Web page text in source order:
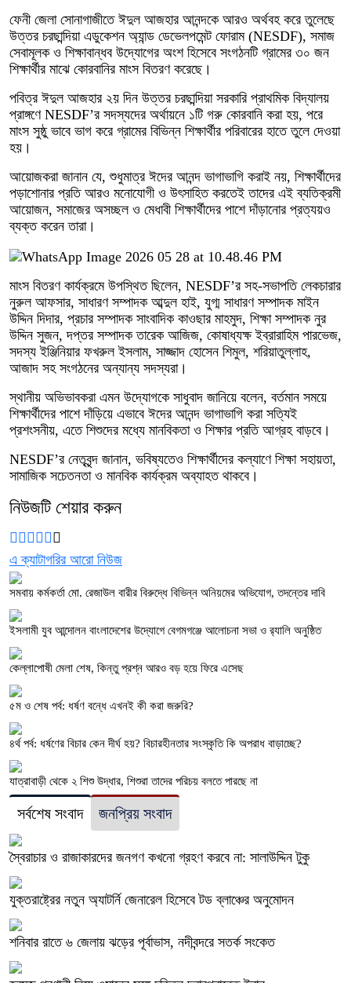
ফেনী জেলা সোনাগাজীতে ঈদুল আজহার আনন্দকে আরও অর্থবহ করে তুলেছে
উত্তর চরছান্দিয়া এডুকেশন অ্যান্ড ডেভেলপমেন্ট ফোরাম (NESDF), সমাজ
সেবামূলক ও শিক্ষাবান্ধব উদ্যোগের অংশ হিসেবে সংগঠনটি গ্রামের ৩০ জন
শিক্ষার্থীর মাঝে কোরবানির মাংস বিতরণ করেছে।
পবিত্র ঈদুল আজহার ২য় দিন উত্তর চরছান্দিয়া সরকারি প্রাথমিক বিদ্যালয়
প্রাঙ্গণে NESDF’র সদস্যদের অর্থায়নে ১টি গরু কোরবানি করা হয়, পরে
মাংস সুষ্ঠু ভাবে ভাগ করে গ্রামের বিভিন্ন শিক্ষার্থীর পরিবারের হাতে তুলে দেওয়া
হয়।
আয়োজকরা জানান যে, শুধুমাত্র ঈদের আনন্দ ভাগাভাগি করাই নয়, শিক্ষার্থীদের
পড়াশোনার প্রতি আরও মনোযোগী ও উৎসাহিত করতেই তাদের এই ব্যতিক্রমী
আয়োজন, সমাজের অসচ্ছল ও মেধাবী শিক্ষার্থীদের পাশে দাঁড়ানোর প্রত্যয়ও
ব্যক্ত করেন তারা।
মাংস বিতরণ কার্যক্রমে উপস্থিত ছিলেন, NESDF’র সহ-সভাপতি লেকচারার
নুরুল আফসার, সাধারণ সম্পাদক আব্দুল হাই, যুগ্ম সাধারণ সম্পাদক মাইন
উদ্দিন দিদার, প্রচার সম্পাদক সাংবাদিক কাওছার মাহমুদ, শিক্ষা সম্পাদক নুর
উদ্দিন সুজন, দপ্তর সম্পাদক তারেক আজিজ, কোষাধ্যক্ষ ইব্রারাহিম পারভেজ,
সদস্য ইঞ্জিনিয়ার ফখরুল ইসলাম, সাজ্জাদ হোসেন শিমুল, শরিয়াতুল্লাহ,
আজাদ সহ সংগঠনের অন্যান্য সদস্যরা।
স্থানীয় অভিভাবকরা এমন উদ্যোগকে সাধুবাদ জানিয়ে বলেন, বর্তমান সময়ে
শিক্ষার্থীদের পাশে দাঁড়িয়ে এভাবে ঈদের আনন্দ ভাগাভাগি করা সত্যিই
প্রশংসনীয়, এতে শিশুদের মধ্যে মানবিকতা ও শিক্ষার প্রতি আগ্রহ বাড়বে।
NESDF’র নেতৃবৃন্দ জানান, ভবিষ্যতেও শিক্ষার্থীদের কল্যাণে শিক্ষা সহায়তা,
সামাজিক সচেতনতা ও মানবিক কার্যক্রম অব্যাহত থাকবে।
নিউজটি শেয়ার করুন
এ ক্যাটাগরির আরো নিউজ
সমবায় কর্মকর্তা মো. রেজাউল বারীর বিরুদ্ধে বিভিন্ন অনিয়মের অভিযোগ, তদন্তের দাবি
ইসলামী যুব আন্দোলন বাংলাদেশের উদ্যোগে বেগমগঞ্জে আলোচনা সভা ও র‍্যালি অনুষ্ঠিত
কেল্লাপোষী মেলা শেষ, কিন্তু প্রশ্ন আরও বড় হয়ে ফিরে এসেছ
৫ম ও শেষ পর্ব: ধর্ষণ বন্ধে এখনই কী করা জরুরি?
৪র্থ পর্ব: ধর্ষণের বিচার কেন দীর্ঘ হয়? বিচারহীনতার সংস্কৃতি কি অপরাধ বাড়াচ্ছে?
যাত্রাবাড়ী থেকে ২ শিশু উদ্ধার, শিশুরা তাদের পরিচয় বলতে পারছে না
সর্বশেষ সংবাদ জনপ্রিয় সংবাদ
স্বৈরাচার ও রাজাকারদের জনগণ কখনো গ্রহণ করবে না: সালাউদ্দিন টুকু
যুক্তরাষ্ট্রের নতুন অ্যাটর্নি জেনারেল হিসেবে টড ব্লাঞ্চের অনুমোদন
শনিবার রাতে ৬ জেলায় ঝড়ের পূর্বাভাস, নদীবন্দরে সতর্ক সংকেত